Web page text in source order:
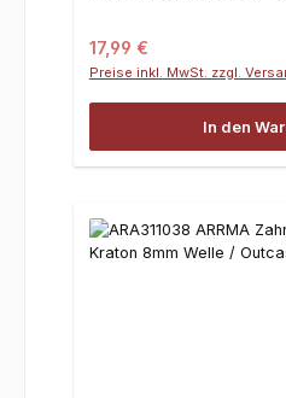
Regulärer Preis:
17,99 €
Preise inkl. MwSt. zzgl.
In den